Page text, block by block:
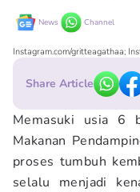
News Channel
Instagram.com/gritteagathaa;
Share Article
Memasuki usia 6
Makanan
proses tumbuh
selalu menjadi